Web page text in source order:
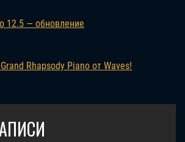
12.5 — обновление
Rhapsody Piano от Waves!